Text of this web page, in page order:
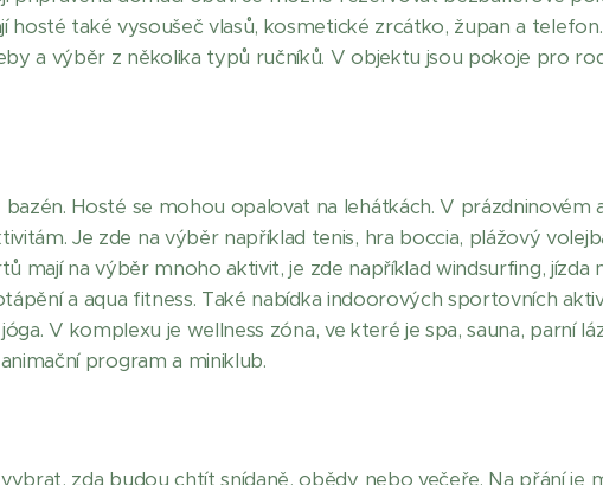
hosté také vysoušeč vlasů, kosmetické zrcátko, župan a
a výběr z několika typů ručníků. V objektu jsou pokoje pro
Hosté se mohou opalovat na lehátkách. V prázdninovém
Je zde na výběr například tenis, hra boccia, plážový
mají na výběr mnoho aktivit, je zde například windsurfing, jízda
a aqua fitness. Také nabídka indoorových sportovních
V komplexu je wellness zóna, ve které je spa, sauna, parní
program a miniklub.
zda budou chtít snídaně, obědy nebo večeře. Na přání je